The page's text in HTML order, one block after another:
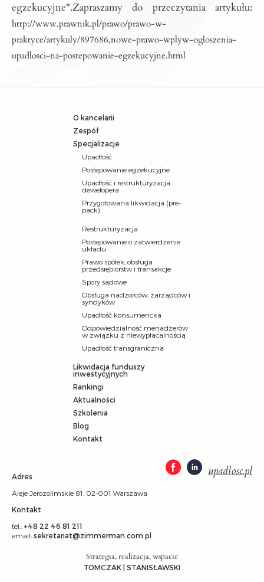
egzekucyjne".Zapraszamy do przeczytania artykułu:
http://www.prawnik.pl/prawo/prawo-w-
praktyce/artykuly/897686,nowe-prawo-wplyw-ogloszenia-
upadlosci-na-postepowanie-egzekucyjne.html
O kancelarii
Zespół
Specjalizacje
Upadłość
Postępowanie egzekucyjne
Upadłość i restrukturyzacja
dewelopera
Przygotowana likwidacja (pre-
pack)
Restrukturyzacja
Postępowanie o zatwierdzenie
układu
Prawo spółek, obsługa
przedsiębiorstw i transakcje
Spory sądowe
Obsługa nadzorców, zarządców i
syndyków
Upadłość konsumencka
Odpowiedzialność menadżerów
w związku z niewypłacalnością
Upadłość transgraniczna
Likwidacja funduszy
inwestycyjnych
Rankingi
Aktualności
Szkolenia
Blog
Kontakt
upadlosc.pl
Adres
Aleje Jerozolimskie 81, 02-001 Warszawa
Kontakt
tel.: +48 22 46 81 211
email: sekretariat@zimmerman.com.pl
Strategia, realizacja, wspacie
TOMCZAK | STANISŁAWSKI